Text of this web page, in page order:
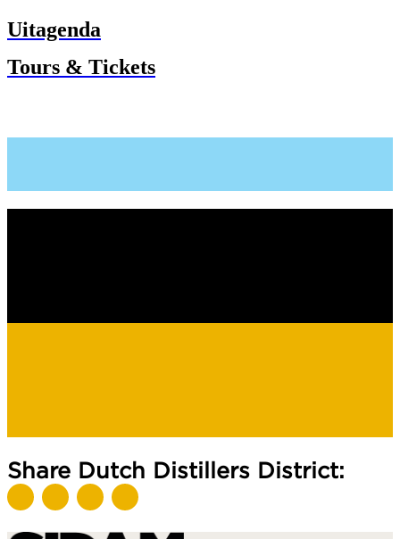
Uitagenda
Tours & Tickets
Share Dutch Distillers District: